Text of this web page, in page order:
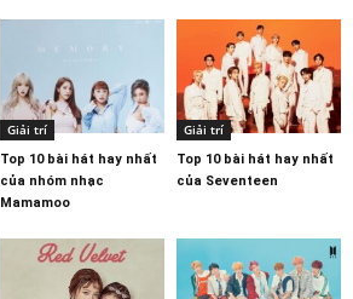
Giải trí
Top 10 bài hát hay nhất
của nhóm nhạc
Mamamoo
Giải trí
Top 10 bài hát hay nhất
của Seventeen